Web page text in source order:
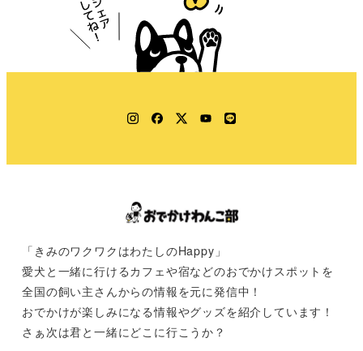
Instagram
Facebook
TwitterYouTube
LINE
「きみのワクワクはわたしのHappy」
愛犬と一緒に行けるカフェや宿などのおでかけスポットを
全国の飼い主さんからの情報を元に発信中！
おでかけが楽しみになる情報やグッズを紹介しています！
さぁ次は君と一緒にどこに行こうか？